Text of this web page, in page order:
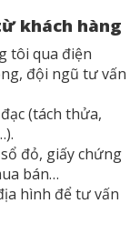
khách hàng
tôi qua điện
đội ngũ tư vấn
(tách thửa,
đỏ, giấy chứng
bán…
hình để tư vấn